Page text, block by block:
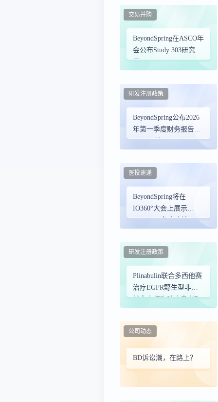
Docetaxel治疗晚期非小
细胞肺癌
BeyondSpring在ASCO年
会公布Study 303研究进
展
交易并购
BeyondSpring公布2026
年第一季度财务报告及
公司更新
研发注册政策
BeyondSpring将在
IO360°大会上展示
Plinabulin免疫疗法
医投速递
Plinabulin联合多西他赛
治疗EGFR野生型非鳞
状非小细胞肺癌患者取
研发注册政策
BD诉讼潮，在路上？
公司动态